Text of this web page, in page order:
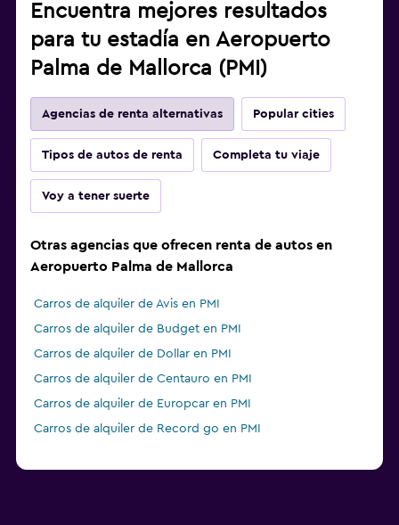
Encuentra mejores resultados
para tu estadía en Aeropuerto
Palma de Mallorca (PMI)
Agencias de renta alternativas Popular cities
Tipos de autos de renta Completa tu viaje
Voy a tener suerte
Otras agencias que ofrecen renta de autos en
Aeropuerto Palma de Mallorca
Carros de alquiler de Avis en PMI
Carros de alquiler de Budget en PMI
Carros de alquiler de Dollar en PMI
Carros de alquiler de Centauro en PMI
Carros de alquiler de Europcar en PMI
Carros de alquiler de Record go en PMI